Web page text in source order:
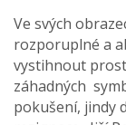
Ve svých
rozporuplné a
vystihnout
záhadných
pokušení, jindy